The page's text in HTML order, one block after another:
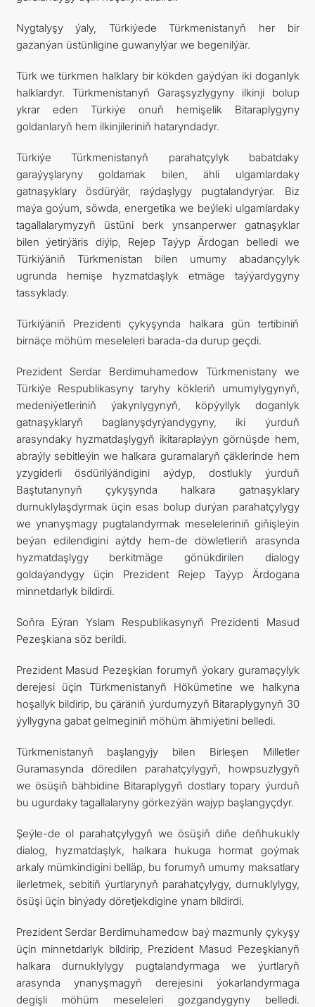
Nygtalyşy ýaly, Türkiýede Türkmenistanyň her bir
gazanýan üstünligine guwanylýar we begenilýär.
Türk we türkmen halklary bir kökden gaýdýan iki doganlyk
halklardyr. Türkmenistanyň Garaşsyzlygyny ilkinji bolup
ykrar eden Türkiýe onuň hemişelik Bitaraplygyny
goldanlaryň hem ilkinjileriniň hataryndadyr.
Türkiýe Türkmenistanyň parahatçylyk babatdaky
garaýyşlaryny goldamak bilen, ähli ulgamlardaky
gatnaşyklary ösdürýär, raýdaşlygy pugtalandyrýar. Biz
maýa goýum, söwda, energetika we beýleki ulgamlardaky
tagallalarymyzyň üstüni berk ynsanperwer gatnaşyklar
bilen ýetirýäris diýip, Rejep Taýyp Ärdogan belledi we
Türkiýäniň Türkmenistan bilen umumy abadançylyk
ugrunda hemişe hyzmatdaşlyk etmäge taýýardygyny
tassyklady.
Türkiýäniň Prezidenti çykyşynda halkara gün tertibiniň
birnäçe möhüm meseleleri barada-da durup geçdi.
Prezident Serdar Berdimuhamedow Türkmenistany we
Türkiýe Respublikasyny taryhy kökleriň umumylygynyň,
medeniýetleriniň ýakynlygynyň, köpýyllyk doganlyk
gatnaşyklaryň baglanyşdyrýandygyny, iki ýurduň
arasyndaky hyzmatdaşlygyň ikitaraplaýyn görnüşde hem,
abraýly sebitleýin we halkara guramalaryň çäklerinde hem
yzygiderli ösdürilýändigini aýdyp, dostlukly ýurduň
Baştutanynyň çykyşynda halkara gatnaşyklary
durnuklylaşdyrmak üçin esas bolup durýan parahatçylygy
we ynanyşmagy pugtalandyrmak meseleleriniň giňişleýin
beýan edilendigini aýtdy hem-de döwletleriň arasynda
hyzmatdaşlygy berkitmäge gönükdirilen dialogy
goldaýandygy üçin Prezident Rejep Taýyp Ärdogana
minnetdarlyk bildirdi.
Soňra Eýran Yslam Respublikasynyň Prezidenti Masud
Pezeşkiana söz berildi.
Prezident Masud Pezeşkian forumyň ýokary guramaçylyk
derejesi üçin Türkmenistanyň Hökümetine we halkyna
hoşallyk bildirip, bu çäräniň ýurdumyzyň Bitaraplygynyň 30
ýyllygyna gabat gelmeginiň möhüm ähmiýetini belledi.
Türkmenistanyň başlangyjy bilen Birleşen Milletler
Guramasynda döredilen parahatçylygyň, howpsuzlygyň
we ösüşiň bähbidine Bitaraplygyň dostlary topary ýurduň
bu ugurdaky tagallalaryny görkezýän wajyp başlangyçdyr.
Şeýle-de ol parahatçylygyň we ösüşiň diňe deňhukukly
dialog, hyzmatdaşlyk, halkara hukuga hormat goýmak
arkaly mümkindigini belläp, bu forumyň umumy maksatlary
ilerletmek, sebitiň ýurtlarynyň parahatçylygy, durnuklylygy,
ösüşi üçin binýady döretjekdigine ynam bildirdi.
Prezident Serdar Berdimuhamedow baý mazmunly çykyşy
üçin minnetdarlyk bildirip, Prezident Masud Pezeşkianyň
halkara durnuklylygy pugtalandyrmaga we ýurtlaryň
arasynda ynanyşmagyň derejesini ýokarlandyrmaga
degişli möhüm meseleleri gozgandygyny belledi.